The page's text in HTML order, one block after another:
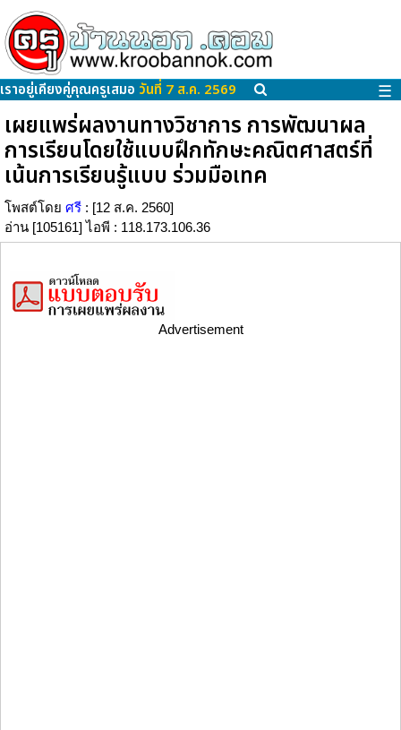
เราอยู่เคียงคู่คุณครูเสมอ วันที่ 7 ส.ค. 2569 ☰
เผยแพร่ผลงานทางวิชาการ การพัฒนาผล
การเรียนโดยใช้แบบฝึกทักษะคณิตศาสตร์ที่
เน้นการเรียนรู้แบบ ร่วมมือเทค
โพสต์โดย ศรี : [12 ส.ค. 2560]
อ่าน [105161] ไอพี : 118.173.106.36
Advertisement